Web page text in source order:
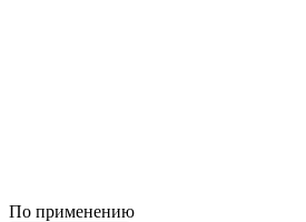
По применению